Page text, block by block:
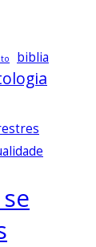
biblia